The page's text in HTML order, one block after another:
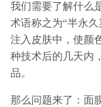
我们需要了解什么
术语称之为“半永
注入皮肤中，使颜
种技术后的几天内
品。
那么问题来了：面